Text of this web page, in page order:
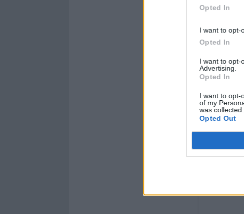
Opted In
I want to opt-
Opted In
I want to opt-
Advertising.
Opted In
I want to opt-
of my
was collected.
Opted Out
oggi